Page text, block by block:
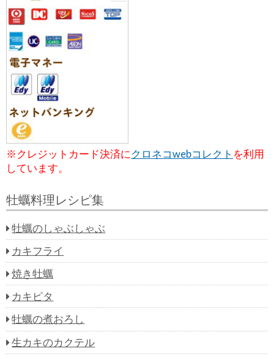
※クレジットカード決済に クロネコwebコレクト を利用
しています。
牡蠣料理レシピ集
牡蠣のしゃぶしゃぶ
カキフライ
焼き牡蠣
カキピタ
牡蠣の煮おろし
生カキのカクテル